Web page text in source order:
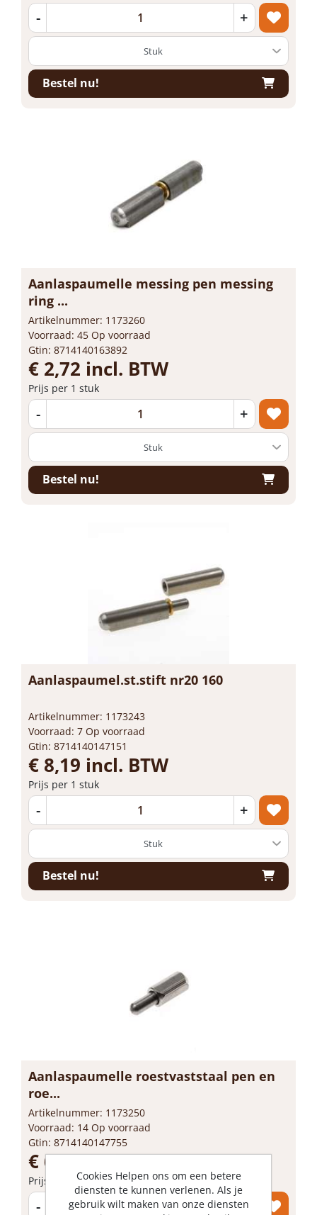
- +
Bestel nu!
Aanlaspaumelle messing pen messing
ring ...
Artikelnummer: 1173260
Voorraad: 45 Op voorraad
Gtin: 8714140163892
€ 2,72 incl. BTW
Prijs per 1 stuk
- +
Bestel nu!
Aanlaspaumel.st.stift nr20 160
Artikelnummer: 1173243
Voorraad: 7 Op voorraad
Gtin: 8714140147151
€ 8,19 incl. BTW
Prijs per 1 stuk
- +
Bestel nu!
Aanlaspaumelle roestvaststaal pen en
roe...
Artikelnummer: 1173250
Voorraad: 14 Op voorraad
Gtin: 8714140147755
€ 6,44 incl. BTW
Prijs per 1 stuk
- +
Cookies Helpen ons om een betere
diensten te kunnen verlenen. Als je
gebruik wilt maken van onze diensten